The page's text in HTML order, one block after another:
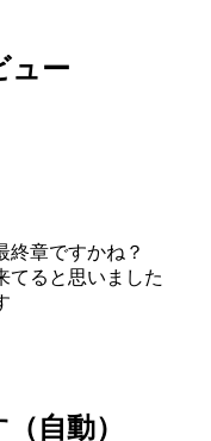
ュー
終章ですかね？
てると思いました
自動）